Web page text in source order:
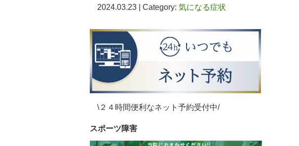
2024.03.23 | Category: 気になる症状
\２４時間便利なネット予約受付中/
スポーツ障害